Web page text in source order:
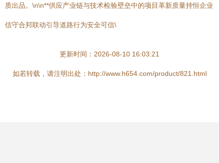
质出品。\n\n**供应产业链与技术检验壁垒中的项目革新质量持恒企业
信守合邦联动引导道路行为安全可信\
更新时间：2026-08-10 16:03:21
如若转载，请注明出处：http://www.h654.com/product/821.html